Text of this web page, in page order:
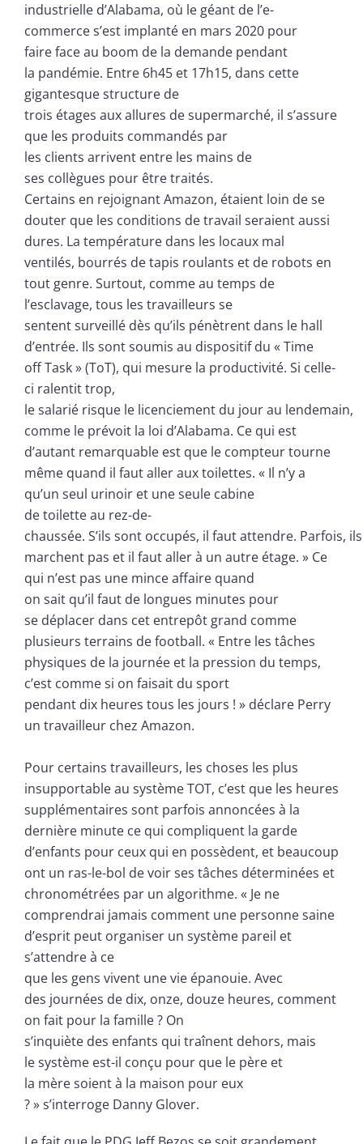
industrielle d’Alabama, où le géant de l’e-
commerce s’est implanté en mars 2020 pour
faire face au boom de la demande pendant
la pandémie. Entre 6h45 et 17h15, dans cette
gigantesque structure de
trois étages aux allures de supermarché, il s’assure
que les produits commandés par
les clients arrivent entre les mains de
ses collègues pour être traités.
Certains en rejoignant Amazon, étaient loin de se
douter que les conditions de travail seraient aussi
dures. La température dans les locaux mal
ventilés, bourrés de tapis roulants et de robots en
tout genre. Surtout, comme au temps de
l’esclavage, tous les travailleurs se
sentent surveillé dès qu’ils pénètrent dans le hall
d’entrée. Ils sont soumis au dispositif du « Time
off Task » (ToT), qui mesure la productivité. Si celle-
ci ralentit trop,
le salarié risque le licenciement du jour au lendemain,
comme le prévoit la loi d’Alabama. Ce qui est
d’autant remarquable est que le compteur tourne
même quand il faut aller aux toilettes. « Il n’y a
qu’un seul urinoir et une seule cabine
de toilette au rez-de-
chaussée. S’ils sont occupés, il faut attendre. Parfois,
marchent pas et il faut aller à un autre étage. » Ce
qui n’est pas une mince affaire quand
on sait qu’il faut de longues minutes pour
se déplacer dans cet entrepôt grand comme
plusieurs terrains de football. « Entre les tâches
physiques de la journée et la pression du temps,
c’est comme si on faisait du sport
pendant dix heures tous les jours ! » déclare Perry
un travailleur chez Amazon.
Pour certains travailleurs, les choses les plus
insupportable au système TOT, c’est que les heures
supplémentaires sont parfois annoncées à la
dernière minute ce qui compliquent la garde
d’enfants pour ceux qui en possèdent, et beaucoup
ont un ras-le-bol de voir ses tâches déterminées et
chronométrées par un algorithme. « Je ne
comprendrai jamais comment une personne saine
d’esprit peut organiser un système pareil et
s’attendre à ce
que les gens vivent une vie épanouie. Avec
des journées de dix, onze, douze heures, comment
on fait pour la famille ? On
s’inquiète des enfants qui traînent dehors, mais
le système est-il conçu pour que le père et
la mère soient à la maison pour eux
? » s’interroge Danny Glover.